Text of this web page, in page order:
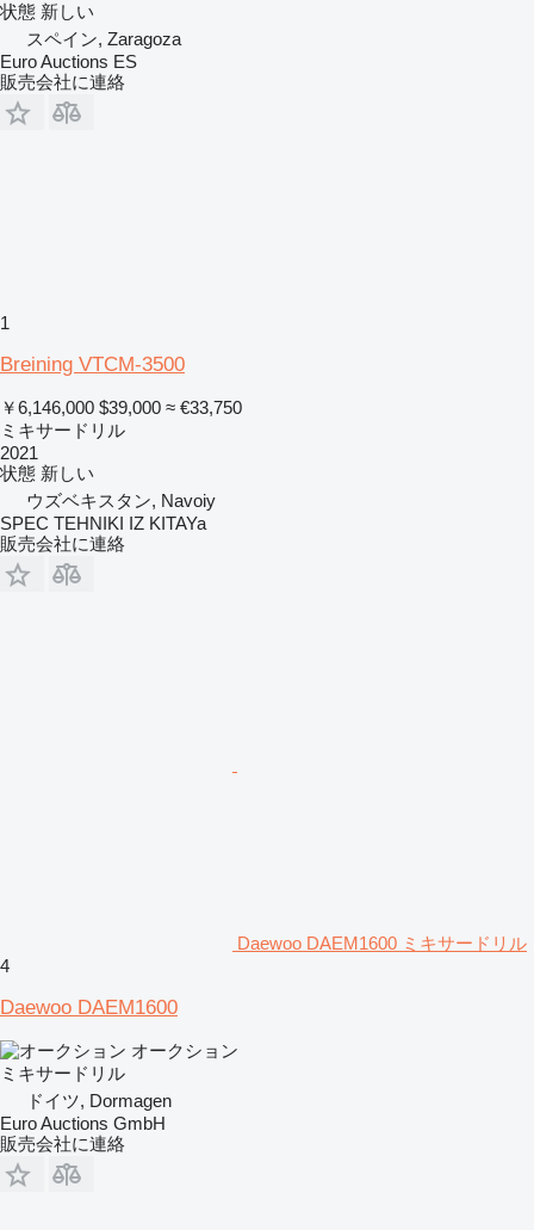
状態 新しい
スペイン, Zaragoza
Euro Auctions ES
販売会社に連絡
1
Breining VTCM-3500
￥6,146,000 $39,000 ≈ €33,750
ミキサードリル
2021
状態 新しい
ウズベキスタン, Navoiy
SPEC TEHNIKI IZ KITAYa
販売会社に連絡
Daewoo DAEM1600 ミキサードリル
4
Daewoo DAEM1600
オークション
ミキサードリル
ドイツ, Dormagen
Euro Auctions GmbH
販売会社に連絡